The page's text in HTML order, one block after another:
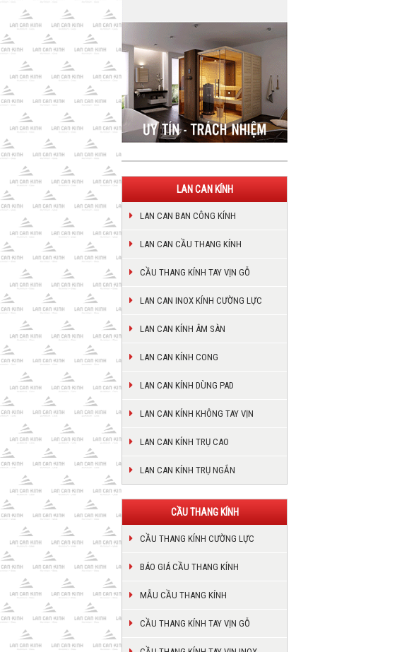
LAN CAN KÍNH
LAN CAN BAN CÔNG KÍNH
LAN CAN CẦU THANG KÍNH
CẦU THANG KÍNH TAY VỊN GỖ
LAN CAN INOX KÍNH CƯỜNG LỰC
LAN CAN KÍNH ÂM SÀN
LAN CAN KÍNH CONG
LAN CAN KÍNH DÙNG PAD
LAN CAN KÍNH KHÔNG TAY VỊN
LAN CAN KÍNH TRỤ CAO
LAN CAN KÍNH TRỤ NGẮN
CẦU THANG KÍNH
CẦU THANG KÍNH CƯỜNG LỰC
BÁO GIÁ CẦU THANG KÍNH
MẪU CẦU THANG KÍNH
CẦU THANG KÍNH TAY VỊN GỖ